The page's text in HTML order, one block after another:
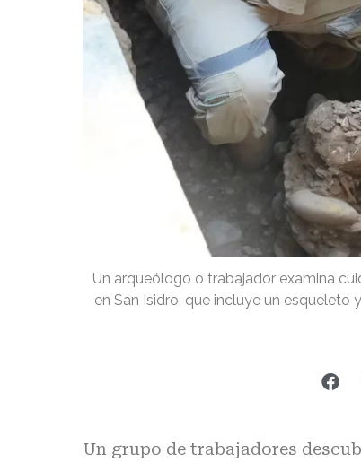
Un arqueólogo o trabajador examina
en San Isidro, que incluye un esqueleto
Un grupo de trabajadores